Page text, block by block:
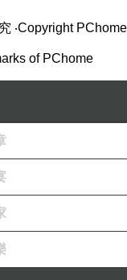
。加大整治送
部等地區，堅
運活動。特別
全監管，禁止
輛和未經技術
租車輛人貨混
、酒後駕駛。
發生35起較大
增加1起，其
事故起數的
是由於違法違
‧Copyright PChome
of PChome